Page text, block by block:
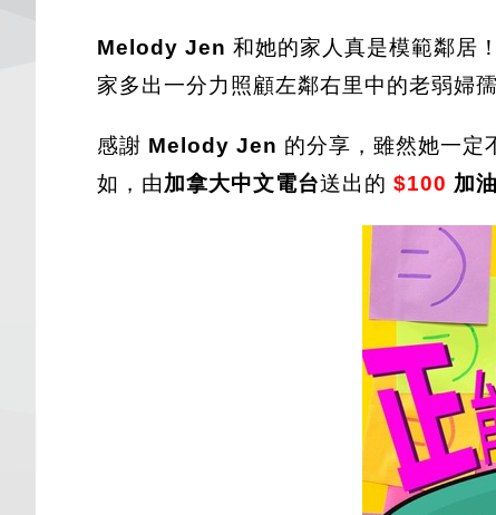
Melody Jen 和她的家人真是模範鄰居
家多出一分力照顧左鄰右里中的老弱婦
感謝 Melody Jen 的分享，雖然她一定
如，由加拿大中文電台送出的 $100 加